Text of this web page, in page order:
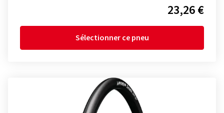
23,26 €
Sélectionner ce pneu